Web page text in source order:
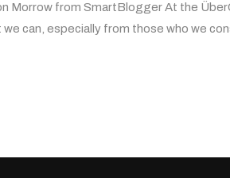
Morrow from SmartBlogger At the
we can, especially from those who we